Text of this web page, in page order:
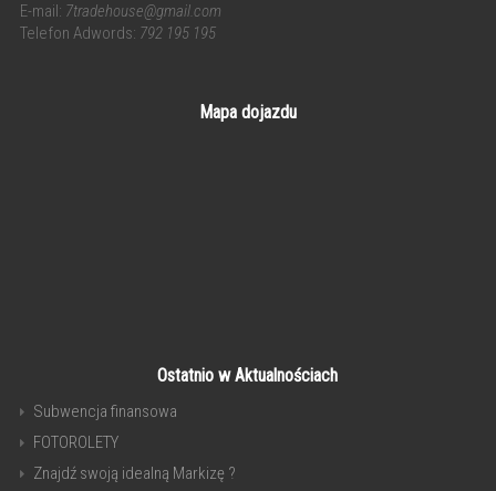
E-mail: 7tradehouse@gmail.com
Telefon Adwords: 792 195 195
Mapa dojazdu
Ostatnio w Aktualnościach
Subwencja finansowa
FOTOROLETY
Znajdź swoją idealną Markizę ?